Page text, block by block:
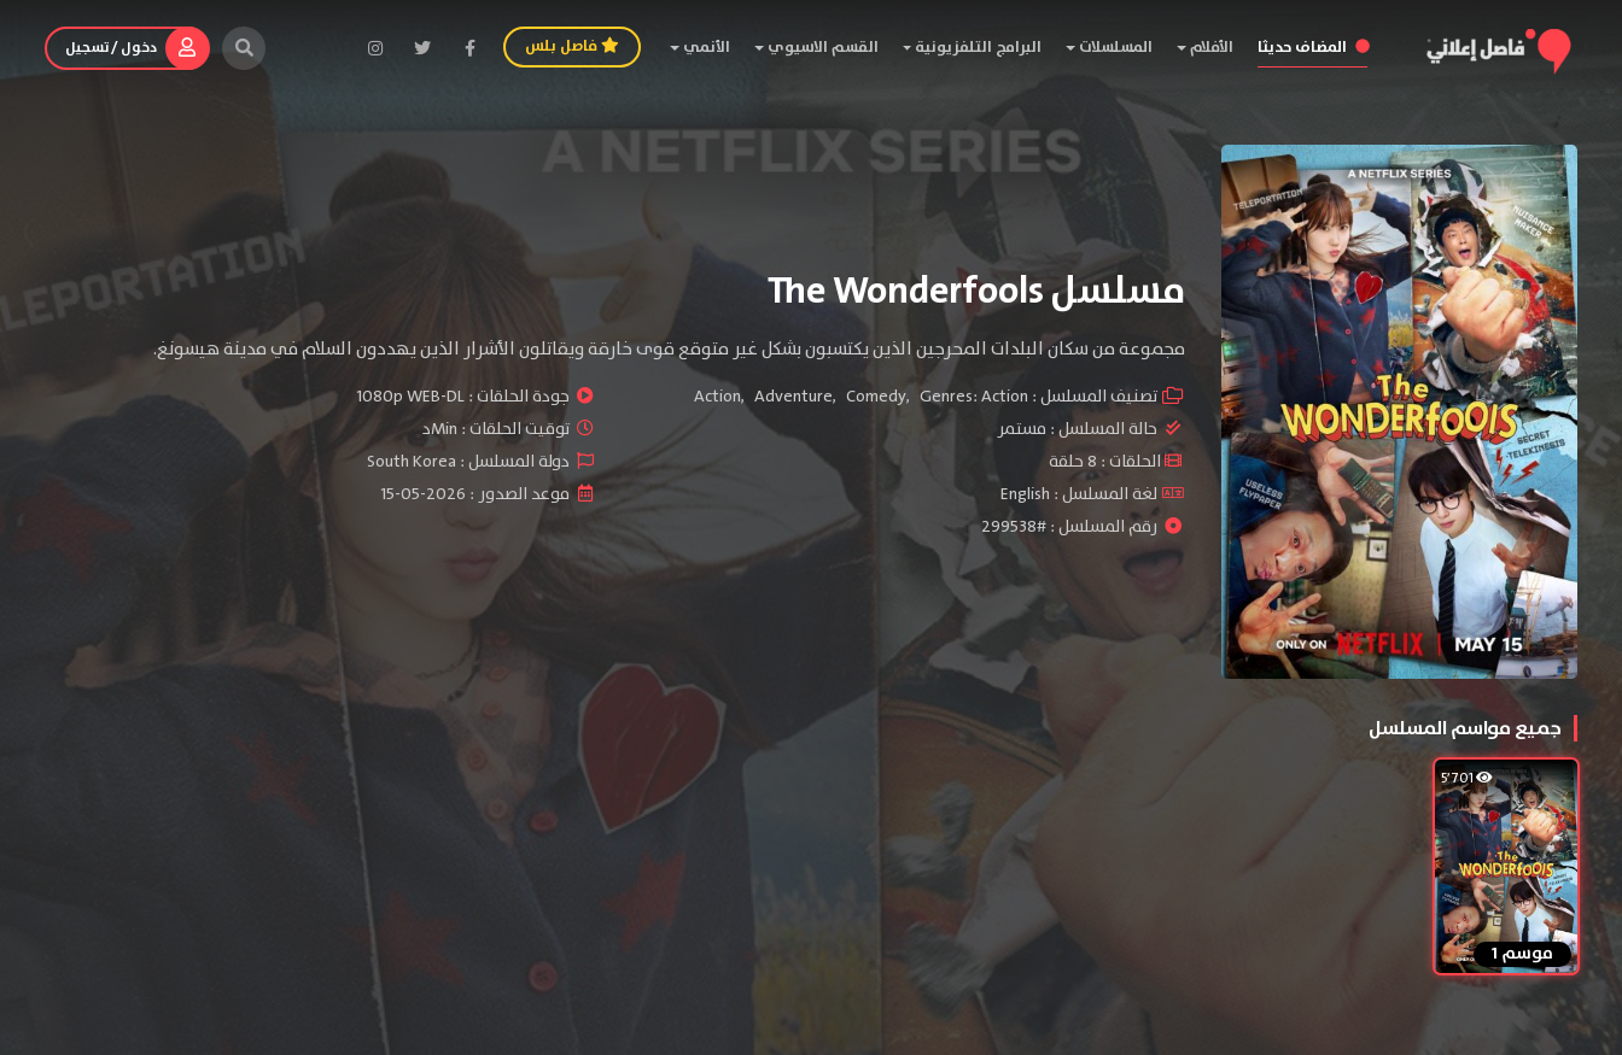
المضاف حديثا الأفلام المسلسلات البرامج التلفزيونية القسم الاسيوي الأنمي فاصل بلس دخول / تسجيل
مسلسل The Wonderfools
مجموعة من سكان البلدات المحرجين الذين يكتسبون بشكل غير متوقع قوى خارقة ويقاتلون الأشرار الذين يهددون السلام في مدينة هيسونغ.
تصنيف المسلسل : Action, Adventure, Comedy, Genres: Action جودة الحلقات :1080p WEB-DL
حالة المسلسل : مستمر
توقيت الحلقات : Minد
الحلقات : 8 حلقة
دولة المسلسل : South Korea
لغة المسلسل : English
موعد الصدور : 2026-05-15
رقم المسلسل : #299538
جميع مواسم المسلسل
5٬701
موسم 1